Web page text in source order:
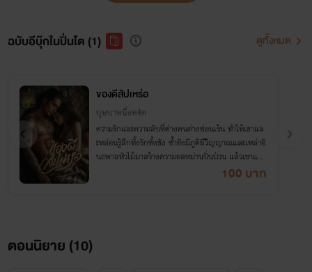
ฉบับอีบุ๊กในปิ่นโต (1) ดูทั้งหมด
ของดีสัปเหร่อ
บุษบาหนึ่งหรัด
ความรักและความลับที่ต่างคนต่างซ่อนเร้น ทำให้เขาแล
ะหล่อนรู้สึกทั้งรักทั้งชัง ซ้ำยังมีภูติผีวิญญาณและเหล่าอั
นธพาลหัวไม้มาสร้างความอลหม่านปั่นป่วน แล้วเขาและ
100 บาท
ตอนนิยาย (10)